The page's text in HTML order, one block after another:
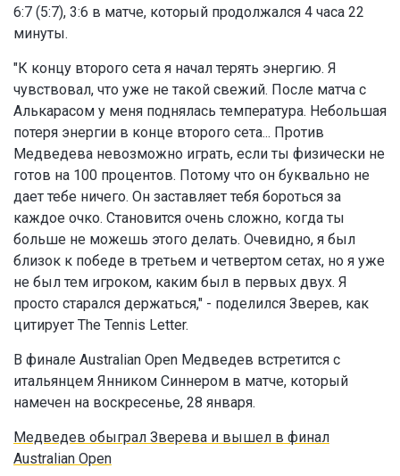
6:7 (5:7), 3:6 в матче, который продолжался 4 часа 22
минуты.
"К концу второго сета я начал терять энергию. Я
чувствовал, что уже не такой свежий. После матча с
Алькарасом у меня поднялась температура. Небольшая
потеря энергии в конце второго сета... Против
Медведева невозможно играть, если ты физически не
готов на 100 процентов. Потому что он буквально не
дает тебе ничего. Он заставляет тебя бороться за
каждое очко. Становится очень сложно, когда ты
больше не можешь этого делать. Очевидно, я был
близок к победе в третьем и четвертом сетах, но я уже
не был тем игроком, каким был в первых двух. Я
просто старался держаться," - поделился Зверев, как
цитирует The Tennis Letter.
В финале Australian Open Медведев встретится с
итальянцем Янником Синнером в матче, который
намечен на воскресенье, 28 января.
Медведев обыграл Зверева и вышел в финал
Australian Open